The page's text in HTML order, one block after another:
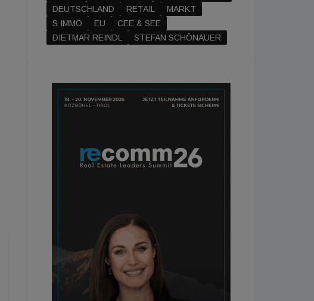
DEUTSCHLAND
RETAIL
MARKT
S IMMO
EU
CEE & SEE
DIETMAR REINDL
STEFAN SCHÖNAUER